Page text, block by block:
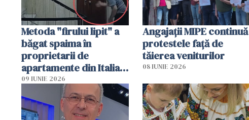
Metoda "firului lipit" a
băgat spaima în
proprietarii de
apartamente din Italia.
Poliția, sesizată
09 IUNIE 2026
Angajaţii MIPE continuă
protestele faţă de
tăierea veniturilor
08 IUNIE 2026